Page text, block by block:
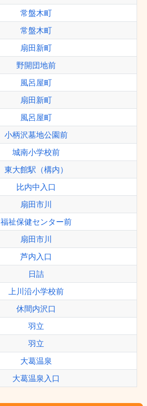
常盤木町
常盤木町
扇田新町
野開団地前
風呂屋町
扇田新町
風呂屋町
小柄沢墓地公園前
城南小学校前
東大館駅（構内）
比内中入口
扇田市川
福祉保健センター前
扇田市川
芦内入口
日詰
上川沿小学校前
休間内沢口
羽立
羽立
大葛温泉
大葛温泉入口